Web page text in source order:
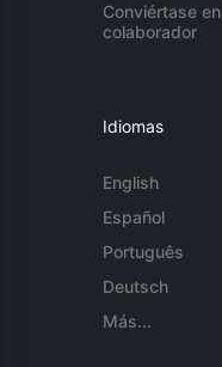
Conviértase en
colaborador
Idiomas
English
Español
Português
Deutsch
Más...